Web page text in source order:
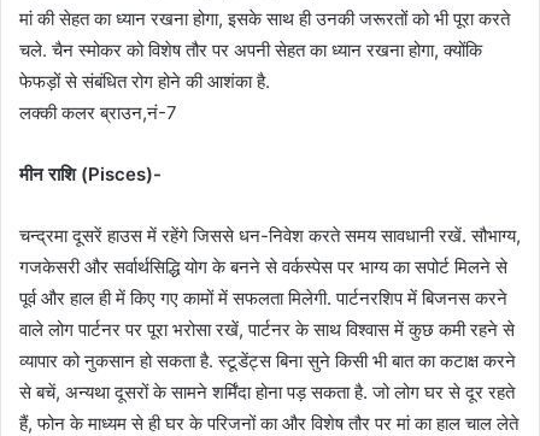
मां की सेहत का ध्यान रखना होगा, इसके साथ ही उनकी जरूरतों को भी पूरा करते
चले. चैन स्मोकर को विशेष तौर पर अपनी सेहत का ध्यान रखना होगा, क्योंकि
फेफड़ों से संबंधित रोग होने की आशंका है.
लक्की कलर ब्राउन,नं-7
मीन राशि (Pisces)-
चन्द्रमा दूसरें हाउस में रहेंगे जिससे धन-निवेश करते समय सावधानी रखें. सौभाग्य,
गजकेसरी और सर्वार्थसिद्धि योग के बनने से वर्कस्पेस पर भाग्य का सपोर्ट मिलने से
पूर्व और हाल ही में किए गए कामों में सफलता मिलेगी. पार्टनरशिप में बिजनस करने
वाले लोग पार्टनर पर पूरा भरोसा रखें, पार्टनर के साथ विश्वास में कुछ कमी रहने से
व्यापार को नुकसान हो सकता है. स्टूडेंट्स बिना सुने किसी भी बात का कटाक्ष करने
से बचें, अन्यथा दूसरों के सामने शर्मिंदा होना पड़ सकता है. जो लोग घर से दूर रहते
हैं, फोन के माध्यम से ही घर के परिजनों का और विशेष तौर पर मां का हाल चाल लेते